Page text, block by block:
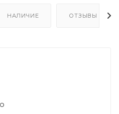
НАЛИЧИЕ ОТЗЫВЫ